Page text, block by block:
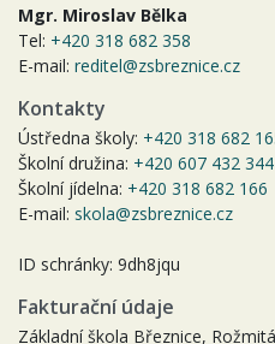
Mgr. Miroslav Bělka
Tel: +420 318 682 358
E-mail: reditel@zsbreznice.cz
Kontakty
Ústředna školy: +420 318 682
Školní družina: +420 607 432 344
Školní jídelna: +420 318 682 166
E-mail: skola@zsbreznice.cz
ID schránky: 9dh8jqu
Fakturační údaje
Základní škola Březnice,